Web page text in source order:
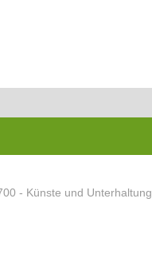
- Künste und Unterhaltung